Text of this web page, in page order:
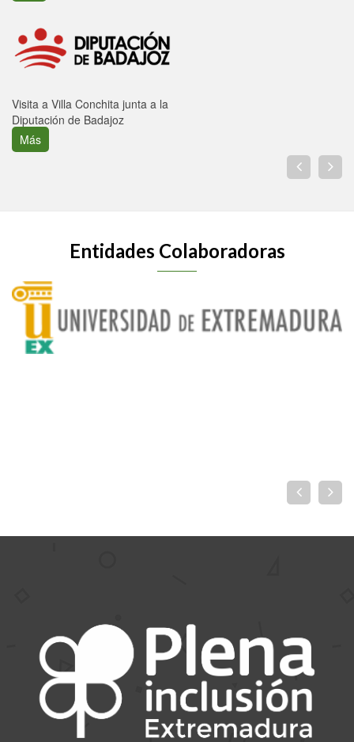
Visita a Villa Conchita junta a la
Diputación de Badajoz
Más
Entidades Colaboradoras